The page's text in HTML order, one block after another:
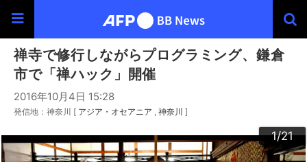
禅寺で修行しながらプログラミング、鎌倉
市で「禅ハック」開催
2016年10月4日 15:28
発信地：神奈川 [ アジア・オセアニア 神奈川 ]
1/21
2/21
3/21
4/21
5/21
6/21
7/21
8/21
9/21
10/21
11/21
12/21
13/21
14/21
15/21
16/21
17/21
18/21
19/21
20/21
21/21